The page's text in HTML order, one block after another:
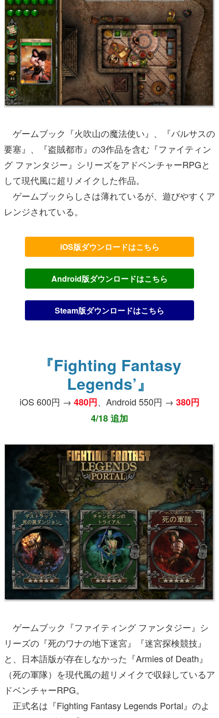
ゲームブック『火吹山の魔法使い』、『バルサスの
要塞』、『盗賊都市』の3作品を含む『ファイティン
グ ファンタジー』シリーズをアドベンチャーRPGと
して現代風に超リメイクした作品。
ゲームブックらしさは薄れているが、遊びやすくア
レンジされている。
iOS版ダウンロードはこちら
Android版ダウンロードはこちら
Steam版ダウンロードはこちら
『Fighting Fantasy
Legends’』
iOS 600円 → 480円、Android 550円 → 380円
4/18 追加
ゲームブック『ファイティング ファンタジー』シ
リーズの『死のワナの地下迷宮』『迷宮探検競技』
と、日本語版が存在しなかった『Armies of Death』
（死の軍隊）を現代風の超リメイクで収録しているア
ドベンチャーRPG。
正式名は『Fighting Fantasy Legends Portal』のよ